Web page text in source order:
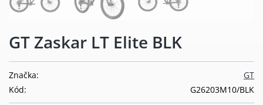
GT Zaskar LT Elite BLK
GT
Značka:
G26203M10/BLK
Kód: